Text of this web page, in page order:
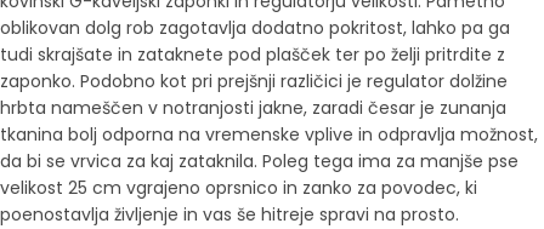
oblikovan dolg rob zagotavlja dodatno pokritost, lahko pa ga
tudi skrajšate in zataknete pod plašček ter po želji pritrdite z
zaponko. Podobno kot pri prejšnji različici je regulator dolžine
hrbta nameščen v notranjosti jakne, zaradi česar je zunanja
tkanina bolj odporna na vremenske vplive in odpravlja možnost,
da bi se vrvica za kaj zataknila. Poleg tega ima za manjše pse
velikost 25 cm vgrajeno oprsnico in zanko za povodec, ki
poenostavlja življenje in vas še hitreje spravi na prosto.